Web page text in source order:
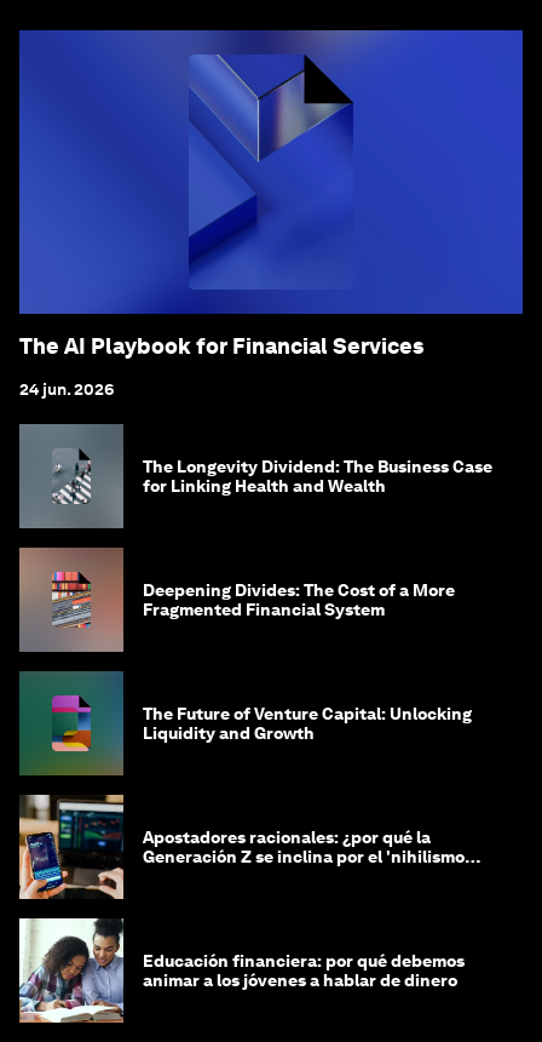
The AI Playbook for Financial Services
24 jun. 2026
The Longevity Dividend: The Business Case
for Linking Health and Wealth
Deepening Divides: The Cost of a More
Fragmented Financial System
The Future of Venture Capital: Unlocking
Liquidity and Growth
Apostadores racionales: ¿por qué la
Generación Z se inclina por el 'nihilismo
Educación financiera: por qué debemos
animar a los jóvenes a hablar de dinero